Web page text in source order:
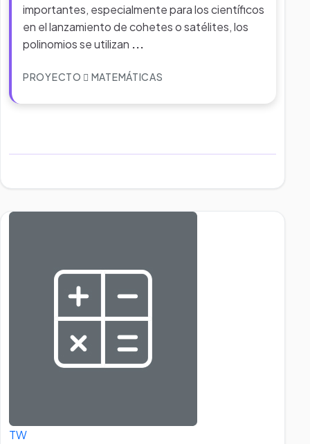
importantes, especialmente para los científicos
en el lanzamiento de cohetes o satélites, los
polinomios se utilizan ...
PROYECTO MATEMÁTICAS
TW